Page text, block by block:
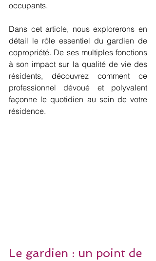
occupants.
Dans cet article, nous explorerons en
détail le rôle essentiel du gardien de
copropriété. De ses multiples fonctions
à son impact sur la qualité de vie des
résidents, découvrez comment ce
professionnel dévoué et polyvalent
façonne le quotidien au sein de votre
résidence.
Le gardien : un point de